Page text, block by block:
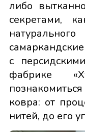
либо
секретами,
с
фабрике
ковра: от
нитей, до его